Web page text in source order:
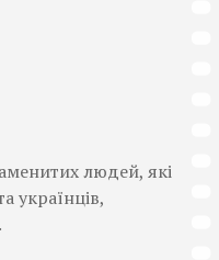
людей, які
українців,